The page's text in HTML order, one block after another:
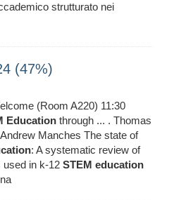
strutturato nei
(47%)
(Room A220) 11:30
Education through ... . Thomas
Manches The state of
: A systematic review of
used in k-12 STEM education